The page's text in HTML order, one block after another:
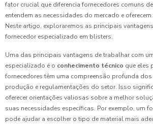
fator crucial que diferencia fornecedores comuns
entendem as necessidades do mercado e
Neste artigo, exploraremos as principais
fornecedor especializado em blisters.
Uma das principais vantagens de trabalhar com
especializado é o conhecimento técnico que eles
fornecedores têm uma compreensão profunda
produção e regulamentações do setor. Isso
oferecer orientações valiosas sobre a melhor
suas necessidades específicas. Por exemplo, um
pode ajudar a escolher o tipo de material mais